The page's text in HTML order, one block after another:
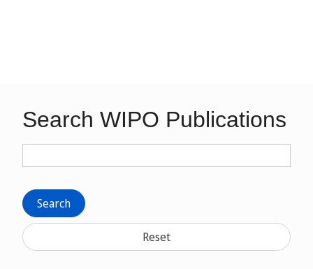
Search WIPO Publications
Search
Reset